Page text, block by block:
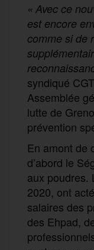
« Avec ce
est encore
comme si de
syndiqué
Assemblée
lutte de
prévention
En amont de
d’abord le
aux poudres.
2020, ont
salaires des
des Ehpad,